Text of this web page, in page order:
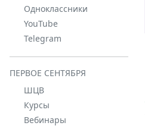
Одноклассники
YouTube
Telegram
ПЕРВОЕ СЕНТЯБРЯ
ШЦВ
Курсы
Вебинары